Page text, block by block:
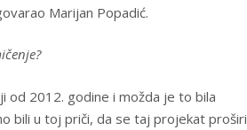
Marijan Popadić.
od 2012. godine i možda je to bila
bili u toj priči, da se taj projekat proširi